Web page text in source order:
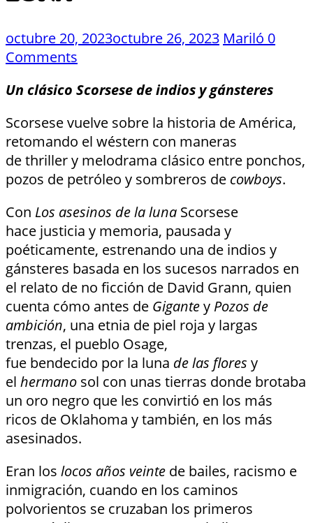
octubre 20, 2023octubre 26, 2023 Mariló 0
Comments
Un clásico Scorsese de indios y gánsteres
Scorsese vuelve sobre la historia de América,
retomando el wéstern con maneras
de thriller y melodrama clásico entre ponchos,
pozos de petróleo y sombreros de cowboys.
Con Los asesinos de la luna Scorsese
hace justicia y memoria, pausada y
poéticamente, estrenando una de indios y
gánsteres basada en los sucesos narrados en
el relato de no ficción de David Grann, quien
cuenta cómo antes de Gigantey Pozos de
ambición, una etnia de piel roja y largas
trenzas, el pueblo Osage,
fue bendecido por la luna de las flores y
el hermano sol con unas tierras donde brotaba
un oro negro que les convirtió en los más
ricos de Oklahoma y también, en los más
asesinados.
Eran los locos años veinte de bailes, racismo e
inmigración, cuando en los caminos
polvorientos se cruzaban los primeros